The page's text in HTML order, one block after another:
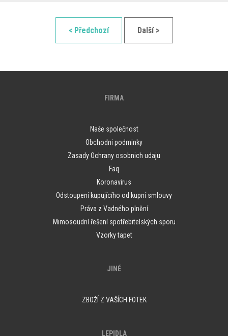
< Předchozí Další >
FIRMA
Naše společnost
Obchodni podminky
Zasady Ochrany osobnich udaju
Faq
Koronavirus
Odstoupení kupujícího od kupní smlouvy
Práva z Vadného plnění
Mimosoudní řešení spotřebitelských sporu
Vzorky tapet
JINÉ
ZBOŽÍ Z VAŠÍCH FOTEK
LEPIDLA